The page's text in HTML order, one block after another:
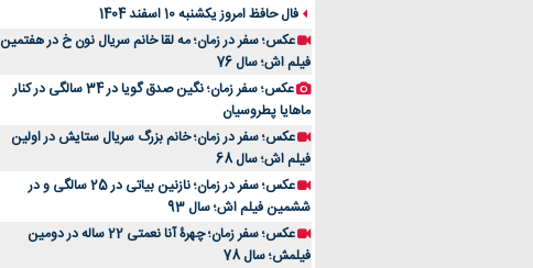
فال حافظ امروز یکشنبه 10 اسفند 1404
عکس؛ سفر در زمان؛ مه لقا خانم سریال نون خ در هفتمین
فیلم اش؛ سال 76
عکس؛ سفر زمان؛ نگین صدق گویا در 34 سالگی در کنار
ماهایا پطروسیان
عکس؛ سفر در زمان؛ خانم بزرگ سریال ستایش در اولین
فیلم اش؛ سال 68
عکس؛ سفر در زمان؛ نازنین بیاتی در 25 سالگی و در
ششمین فیلم اش؛ سال 93
عکس؛ سفر زمان؛ چهرۀ آنا نعمتی 22 ساله در دومین
فیلمش؛ سال 78